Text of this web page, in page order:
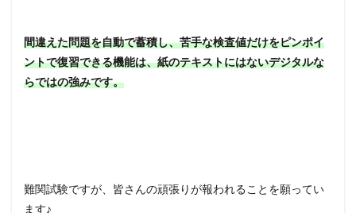
間違えた問題を自動で蓄積し、苦手な検査値だけをピンポイ
ントで復習できる機能は、紙のテキストにはないデジタルな
らではの強みです。
難関試験ですが、皆さんの頑張りが報われることを願ってい
ます♪